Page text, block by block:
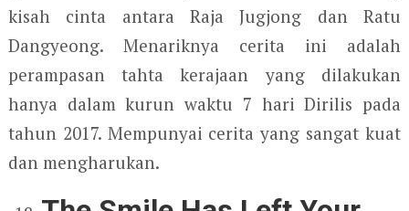
kisah cinta antara Raja Jugjong dan Ratu
Dangyeong. Menariknya cerita ini adalah
perampasan tahta kerajaan yang dilakukan
hanya dalam kurun waktu 7 hari Dirilis pada
tahun 2017. Mempunyai cerita yang sangat kuat
dan mengharukan.